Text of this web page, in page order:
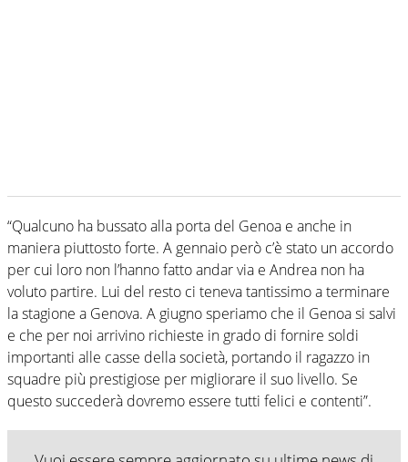
“Qualcuno ha bussato alla porta del Genoa e anche in
maniera piuttosto forte. A gennaio però c’è stato un accordo
per cui loro non l’hanno fatto andar via e Andrea non ha
voluto partire. Lui del resto ci teneva tantissimo a terminare
la stagione a Genova. A giugno speriamo che il Genoa si salvi
e che per noi arrivino richieste in grado di fornire soldi
importanti alle casse della società, portando il ragazzo in
squadre più prestigiose per migliorare il suo livello. Se
questo succederà dovremo essere tutti felici e contenti”.